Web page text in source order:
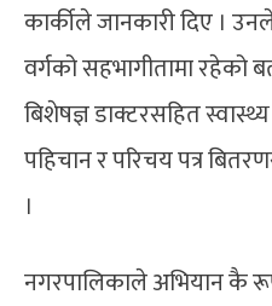
कार्कीले जानकारी दिए ।
वर्गको सहभागीतामा रहेको
बिशेषज्ञ डाक्टरसहित
पहिचान र परिचय पत्र
।
नगरपालिकाले अभियान कै